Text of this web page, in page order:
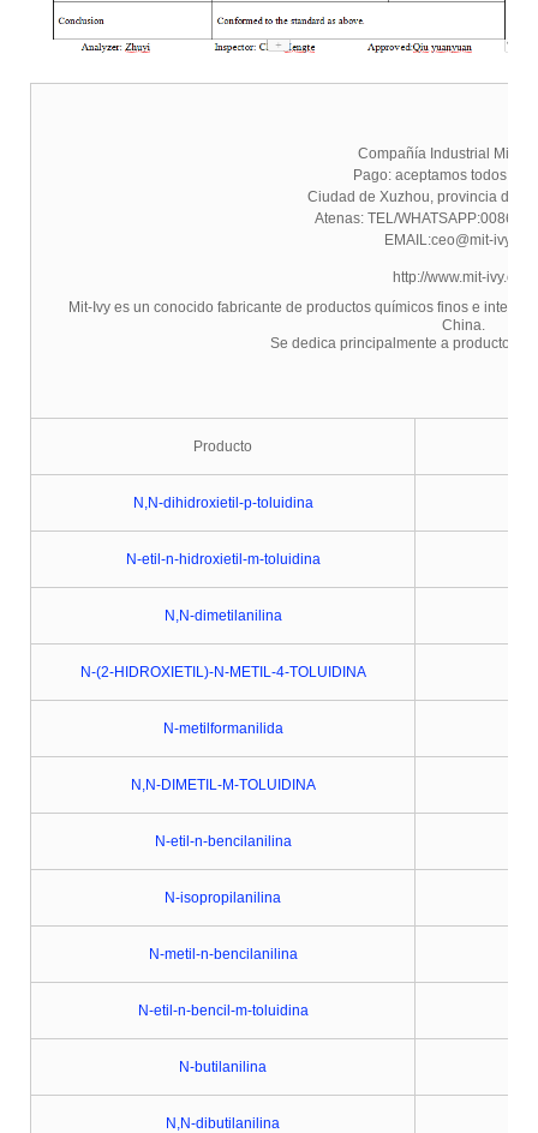
Compañía Industrial Mit-
Pago: aceptamos todos los
Ciudad de Xuzhou, provincia de
Atenas: TEL/WHATSAPP:0086-
EMAIL:ceo@mit-
http://www.mit-ivy.com
Mit-Ivy es un conocido fabricante de productos químicos finos e
China.
Se dedica principalmente a productos
Producto
N,N-dihidroxietil-p-toluidina
N-etil-n-hidroxietil-m-toluidina
N,N-dimetilanilina
N-(2-HIDROXIETIL)-N-METIL-4-TOLUIDINA
N-metilformanilida
N,N-DIMETIL-M-TOLUIDINA
N-etil-n-bencilanilina
N-isopropilanilina
N-metil-n-bencilanilina
N-etil-n-bencil-m-toluidina
N-butilanilina
N,N-dibutilanilina